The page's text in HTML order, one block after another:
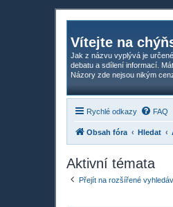
Vítejte na
Jak z názvu vyplývá je
debatu a sdílení informací.
Názory zde nejsou nikým
Rychlé odkazy FAQ
Obsah fóra Hledat
Aktivní témata
Přejít na rozšířené